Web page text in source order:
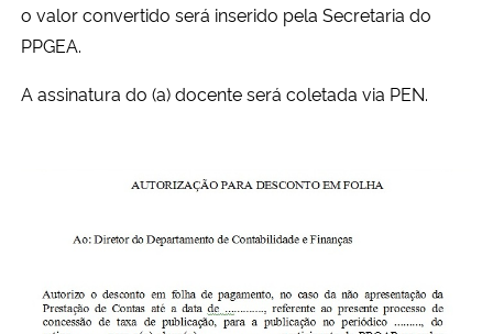
o valor convertido será inserido pela Secretaria do
PPGEA.
A assinatura do (a) docente será coletada via PEN.